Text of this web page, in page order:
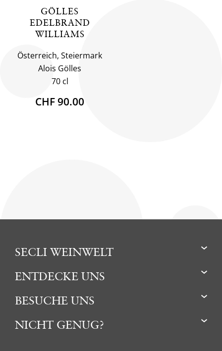
GÖLLES
EDELBRAND
WILLIAMS
Österreich, Steiermark
Alois Gölles
70 cl
CHF 90.00
SECLI WEINWELT
ENTDECKE UNS
BESUCHE UNS
NICHT GENUG?